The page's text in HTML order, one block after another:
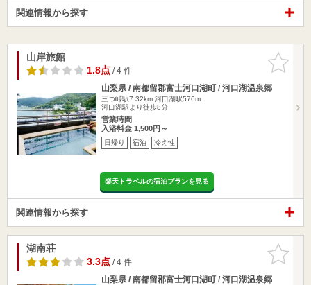
関連情報から探す
お気に入
りに追加
山岸旅館
1.8点/ 4 件
山梨県 / 南都留郡富士河口湖町 / 河口湖温泉郷
三つ峠駅7.32km 河口湖駅576m
河口湖駅より徒歩8分
営業時間
入浴料金 1,500円～
日帰り 宿泊 冷え性
楽天トラベルの宿泊プランを見る
関連情報から探す
お気に入
りに追加
湖南荘
3.3点/ 4 件
山梨県 / 南都留郡富士河口湖町 / 河口湖温泉郷